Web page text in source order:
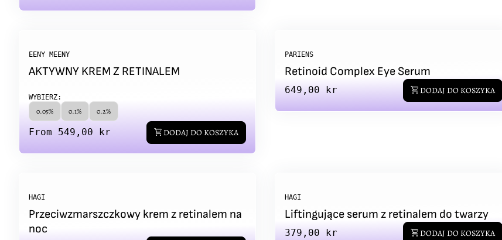
EENY MEENY
AKTYWNY KREM Z RETINALEM
WYBIERZ:
0.05% 0.1% 0.2%
Regular price
From 549,00 kr shopping_cart DODAJ DO KOSZYKA
PARIENS
Retinoid Complex Eye Serum
Regular price
649,00 kr shopping_cart DODAJ DO KOSZYKA
HAGI
Przeciwzmarszczkowy krem z retinalem na
noc
HAGI
Liftingujące serum z retinalem do twarzy
Regular price
379,00 kr shopping_cart DODAJ DO KOSZYKA